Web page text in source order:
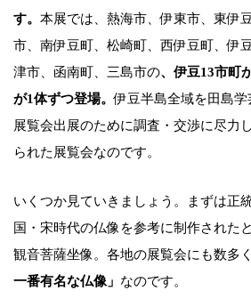
す。 本展では、熱海市、伊東市、東伊
市、南伊豆町、松崎町、西伊豆町、伊
津市、函南町、三島市の、伊豆13市町
が1体ずつ登場。伊豆半島全域を田島学
展覧会出展のために調査・交渉に尽力
られた展覧会なのです。
いくつか見ていきましょう。まずは正
国・宋時代の仏像を参考に制作された
観音菩薩坐像。各地の展覧会にも数多
一番有名な仏像」 なのです。